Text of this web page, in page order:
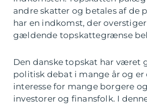
andre skatter og betales af de
har en indkomst, der
gældende topskattegrænse
Den danske topskat har været
politisk debat i mange år og er
interesse for mange borgere
investorer og finansfolk. I